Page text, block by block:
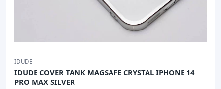
IDUDE
IDUDE COVER TANK MAGSAFE CRYSTAL IPHONE 14
PRO MAX SILVER